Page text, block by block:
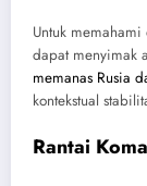
Untuk
dapat menyimak
memanas Rusia
kontekstual
Rantai